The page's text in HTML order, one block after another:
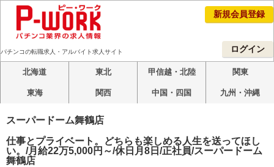
新規会員登録
ログイン
パチンコの転職求人・アルバイト求人サイト
北海道 東北 甲信越・北陸 関東
東海 関西 中国・四国 九州・沖縄
スーパードーム舞鶴店
仕事とプライベート。どちらも楽しめる人生を送ってほし
い。/月給22万5,000円～/休日月8日/正社員/スーパードーム
舞鶴店